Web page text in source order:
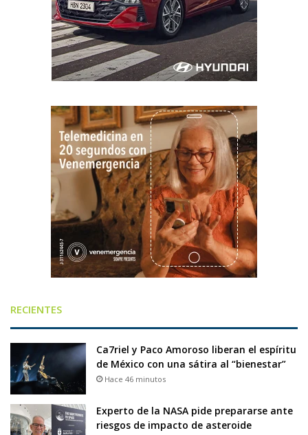
RECIENTES
Ca7riel y Paco Amoroso liberan el espíritu
de México con una sátira al “bienestar”
Hace 46 minutos
Experto de la NASA pide prepararse ante
riesgos de impacto de asteroide